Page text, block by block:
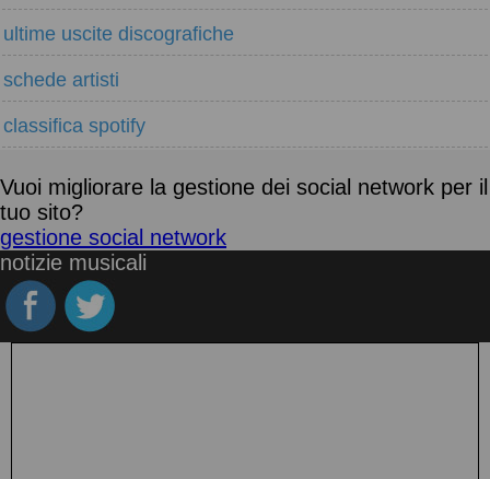
ultime uscite discografiche
schede artisti
classifica spotify
Vuoi migliorare la gestione dei social network per il
tuo sito?
gestione social network
notizie musicali